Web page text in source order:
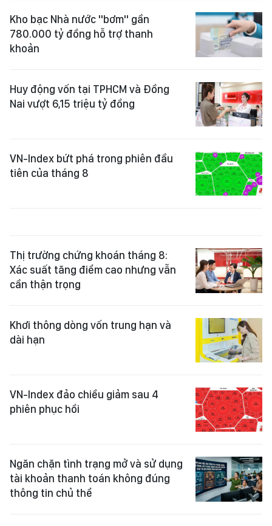
Kho bạc Nhà nước "bơm" gần
780.000 tỷ đồng hỗ trợ thanh
khoản
Huy động vốn tại TPHCM và Đồng
Nai vượt 6,15 triệu tỷ đồng
VN-Index bứt phá trong phiên đầu
tiên của tháng 8
Thị trường chứng khoán tháng 8:
Xác suất tăng điểm cao nhưng vẫn
cần thận trọng
Khơi thông dòng vốn trung hạn và
dài hạn
VN-Index đảo chiều giảm sau 4
phiên phục hồi
Ngăn chặn tình trạng mở và sử dụng
tài khoản thanh toán không đúng
thông tin chủ thể